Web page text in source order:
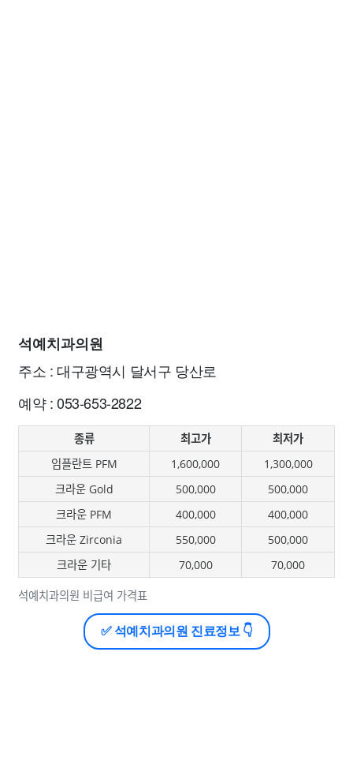
석예치과의원
주소 : 대구광역시 달서구 당산로
예약 : 053-653-2822
석예치과의원 비급여 가격표
종류 최고가
최저가
임플란트 PFM
1,600,000
1,300,000
크라운 Gold
500,000
500,000
크라운 PFM
400,000
400,000
크라운 Zirconia
550,000
500,000
크라운 기타
70,000 70,000
✅ 석예치과의원 진료정보 👇